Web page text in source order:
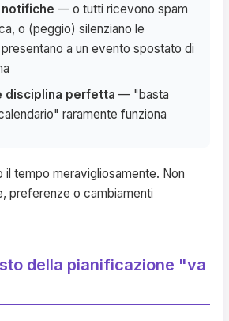
— o tutti ricevono spam
o (peggio) silenziano le
a un evento spostato di
disciplina perfetta — "basta
raramente funziona
il tempo meravigliosamente. Non
preferenze o cambiamenti
della pianificazione "va